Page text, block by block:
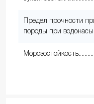
Предел прочности
породы при
Морозостойкость